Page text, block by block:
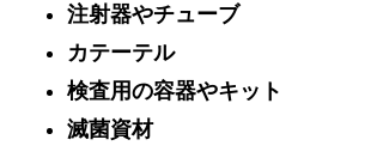
注射器やチューブ
カテーテル
検査用の容器やキット
滅菌資材